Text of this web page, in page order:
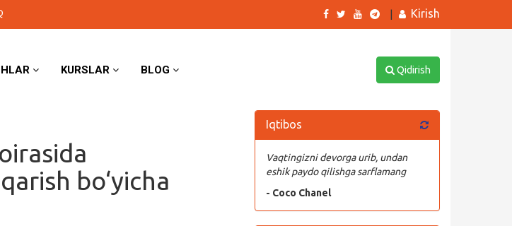
Kirish
KURSLAR BLOG Qidirish
bo‘yicha
Iqtibos
Vaqtingizni devorga urib, undan
eshik paydo qilishga sarflamang
- Coco Chanel